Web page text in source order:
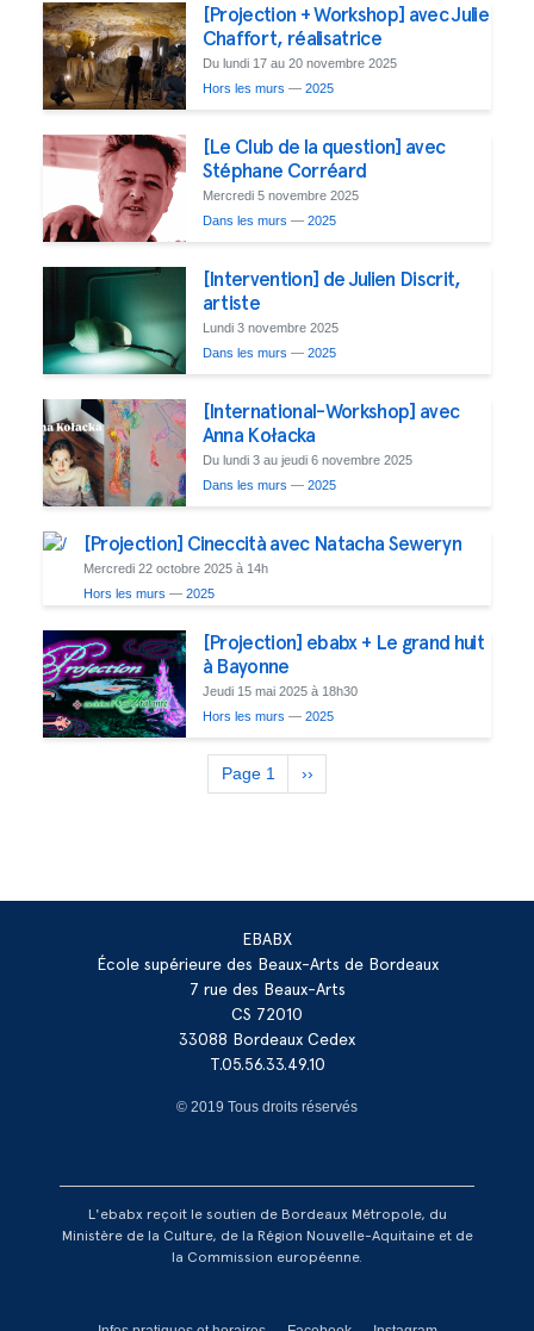
[Projection + Workshop] avec Julie
Chaffort, réalisatrice
Du lundi 17 au 20 novembre 2025
Hors les murs — 2025
[Le Club de la question] avec
Stéphane Corréard
Mercredi 5 novembre 2025
Dans les murs — 2025
[Intervention] de Julien Discrit,
artiste
Lundi 3 novembre 2025
Dans les murs — 2025
[International-Workshop] avec
Anna Kołacka
Du lundi 3 au jeudi 6 novembre 2025
Dans les murs — 2025
[Projection] Cineccità avec Natacha Seweryn
Mercredi 22 octobre 2025 à 14h
Hors les murs — 2025
[Projection] ebabx + Le grand huit
à Bayonne
Jeudi 15 mai 2025 à 18h30
Hors les murs — 2025
Pagination
Page 1
Next
page
››
EBABX
École supérieure des Beaux-Arts de Bordeaux
7 rue des Beaux-Arts
CS 72010
33088 Bordeaux Cedex
T.05.56.33.49.10
© 2019 Tous droits réservés
L'ebabx reçoit le soutien de Bordeaux Métropole, du
Ministère de la Culture, de la Région Nouvelle-Aquitaine et de
la Commission européenne.